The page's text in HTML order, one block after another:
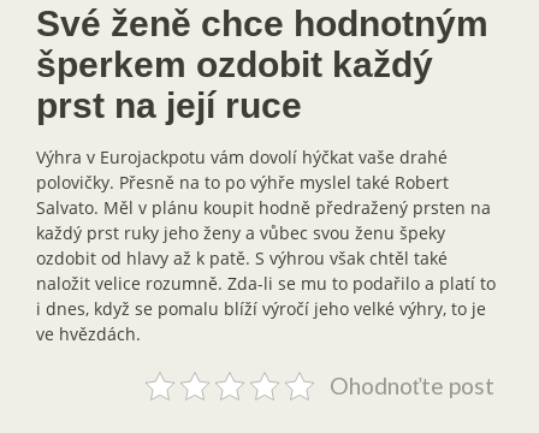
Své ženě chce hodnotným
šperkem ozdobit každý
prst na její ruce
Výhra v Eurojackpotu vám dovolí hýčkat vaše drahé
polovičky. Přesně na to po výhře myslel také Robert
Salvato. Měl v plánu koupit hodně předražený prsten na
každý prst ruky jeho ženy a vůbec svou ženu špeky
ozdobit od hlavy až k patě. S výhrou však chtěl také
naložit velice rozumně. Zda-li se mu to podařilo a platí to
i dnes, když se pomalu blíží výročí jeho velké výhry, to je
ve hvězdách.
Ohodnoťte post